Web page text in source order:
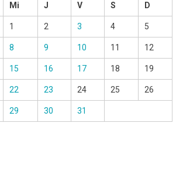
Mi J V S D
1 2 3 4 5
8 9 10 11 12
15 16 17 18 19
22 23 24 25 26
29 30 31